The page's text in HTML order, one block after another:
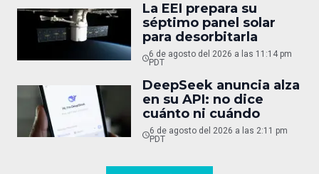
La EEI prepara su
séptimo panel solar
para desorbitarla
6 de agosto del 2026 a las 11:14 pm
PDT
DeepSeek anuncia alza
en su API: no dice
cuánto ni cuándo
6 de agosto del 2026 a las 2:11 pm
PDT